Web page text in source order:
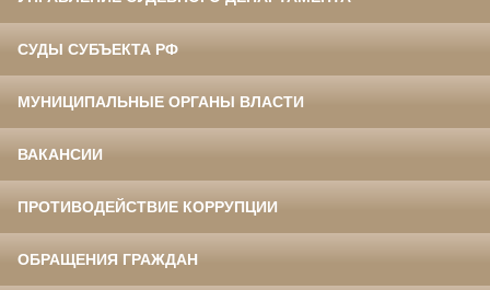
СУДЫ СУБЪЕКТА РФ
МУНИЦИПАЛЬНЫЕ ОРГАНЫ ВЛАСТИ
ВАКАНСИИ
ПРОТИВОДЕЙСТВИЕ КОРРУПЦИИ
ОБРАЩЕНИЯ ГРАЖДАН